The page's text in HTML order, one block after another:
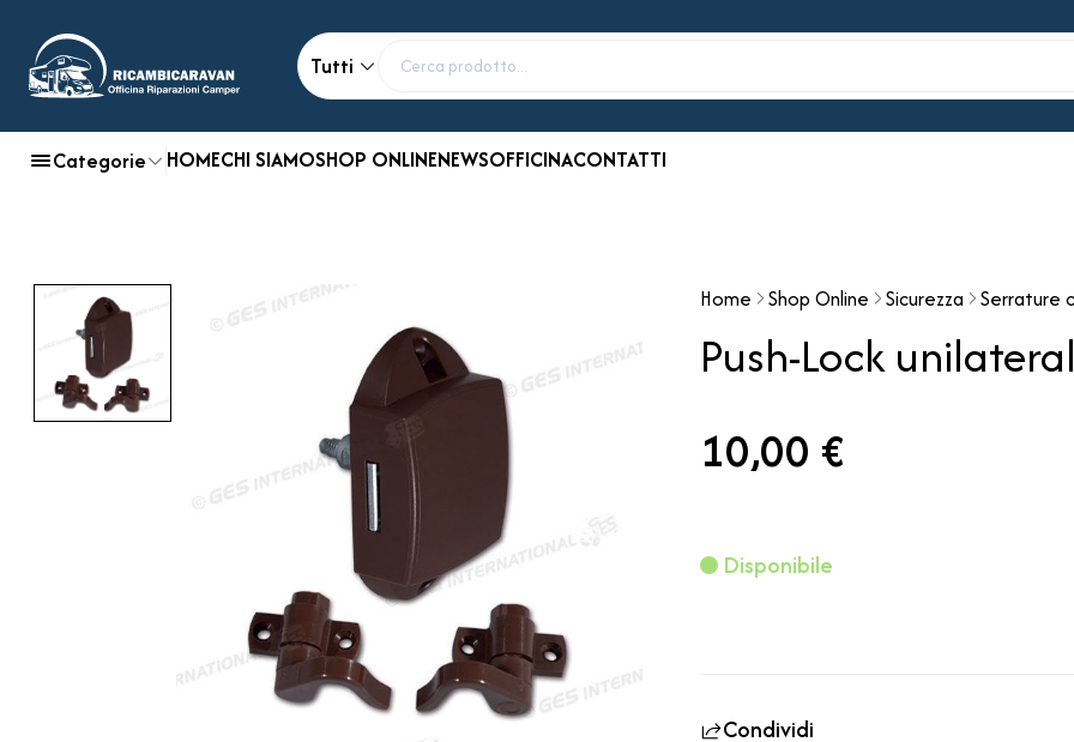
Tutti
Categorie HOMECHI SIAMOSHOP ONLINENEWSOFFICINACONTATTI
Home Shop Online Sicurezza Serrature
Push-Lock
10,00 €
Disponibile
Condividi